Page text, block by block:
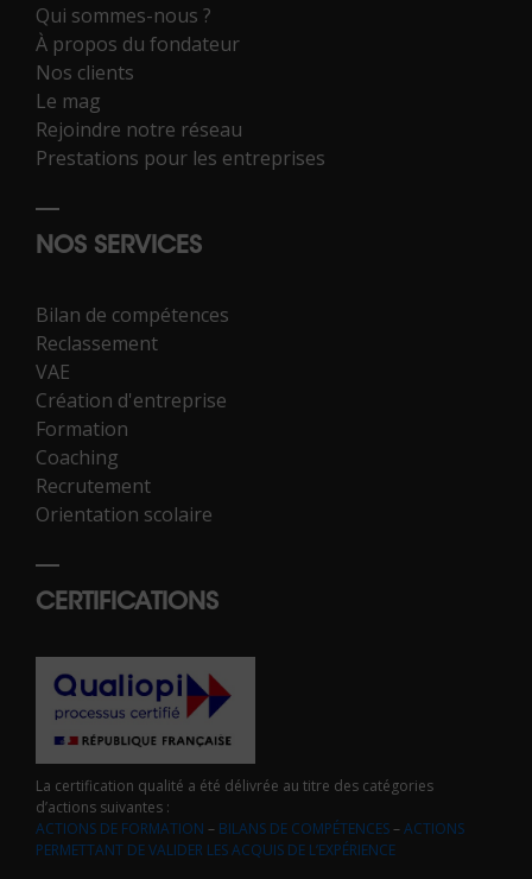
Qui sommes-nous ?
À propos du fondateur
Nos clients
Le mag
Rejoindre notre réseau
Prestations pour les entreprises
NOS SERVICES
Bilan de compétences
Reclassement
VAE
Création d'entreprise
Formation
Coaching
Recrutement
Orientation scolaire
CERTIFICATIONS
La certification qualité a été délivrée au titre des catégories
d’actions suivantes :
ACTIONS DE FORMATION – BILANS DE COMPÉTENCES–ACTIONS
PERMETTANT DE VALIDER LES ACQUIS DE L’EXPÉRIENCE